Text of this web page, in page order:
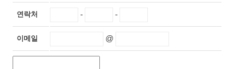
연락처 - -
이메일 @